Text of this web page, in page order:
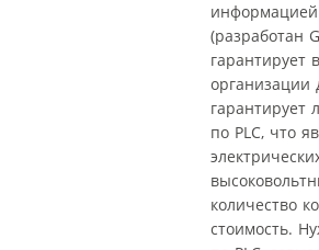
информацией
(разработан
гарантирует
организации
гарантирует
по PLC, что
количество
стоимость.